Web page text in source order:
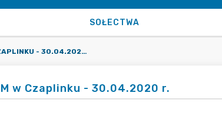
SOŁECTWA
XX SESJA RM W CZAPLINKU - 30.04.2020 R.
w Czaplinku - 30.04.2020 r.